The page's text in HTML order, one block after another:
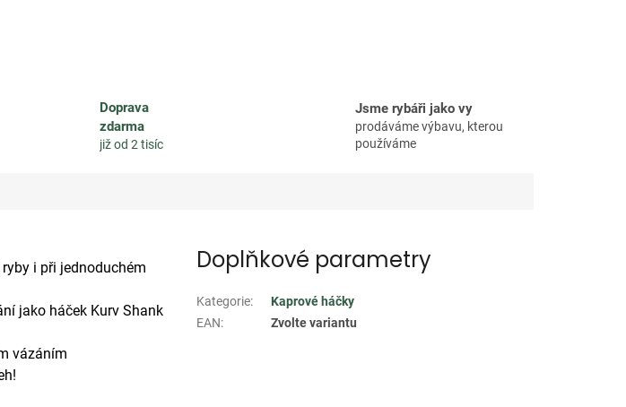
Doprava
zdarma
již od 2 tisíc
Jsme rybáři jako vy
prodáváme výbavu, kterou
používáme
i při jednoduchém
jako háček Kurv Shank
vázáním
Doplňkové parametry
Kategorie:
Kaprové háčky
EAN: Zvolte variantu